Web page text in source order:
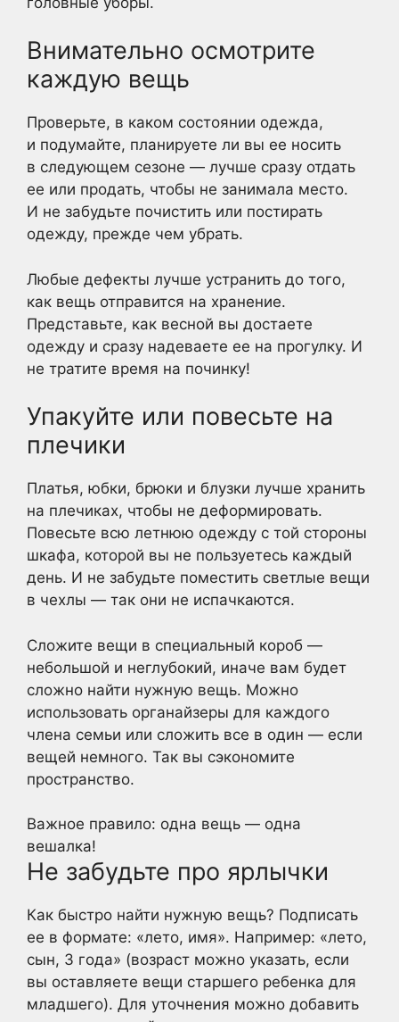
Внимательно осмотрите
каждую вещь
Проверьте, в каком состоянии одежда,
и подумайте, планируете ли вы ее носить
в следующем сезоне — лучше сразу отдать
ее или продать, чтобы не занимала место.
И не забудьте почистить или постирать
одежду, прежде чем убрать.
Любые дефекты лучше устранить до того,
как вещь отправится на хранение.
Представьте, как весной вы достаете
одежду и сразу надеваете ее на прогулку. И
не тратите время на починку!
Упакуйте или повесьте на
плечики
Платья, юбки, брюки и блузки лучше хранить
на плечиках, чтобы не деформировать.
Повесьте всю летнюю одежду с той стороны
шкафа, которой вы не пользуетесь каждый
день. И не забудьте поместить светлые вещи
в чехлы — так они не испачкаются.
Сложите вещи в специальный короб —
небольшой и неглубокий, иначе вам будет
сложно найти нужную вещь. Можно
использовать органайзеры для каждого
члена семьи или сложить все в один — если
вещей немного. Так вы сэкономите
пространство.
Важное правило: одна вещь — одна
вешалка!
Не забудьте про ярлычки
Как быстро найти нужную вещь? Подписать
ее в формате: «лето, имя». Например: «лето,
сын, 3 года» (возраст можно указать, если
вы оставляете вещи старшего ребенка для
младшего). Для уточнения можно добавить